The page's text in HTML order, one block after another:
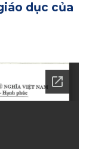
dục của